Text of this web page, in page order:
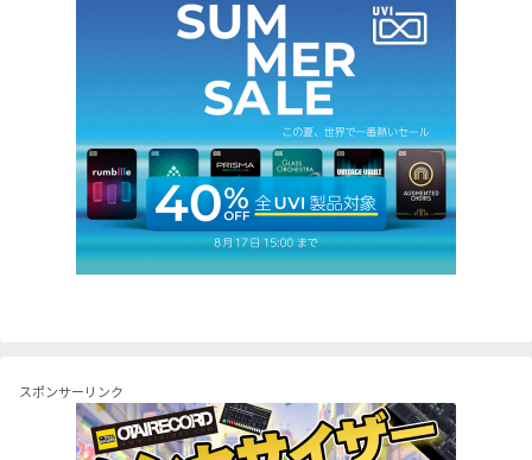
スポンサーリンク